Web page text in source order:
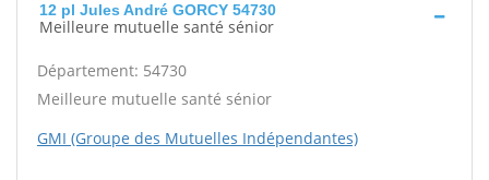
12 pl Jules André GORCY 54730
Meilleure mutuelle santé sénior
Département: 54730
Meilleure mutuelle santé sénior
GMI (Groupe des Mutuelles Indépendantes)